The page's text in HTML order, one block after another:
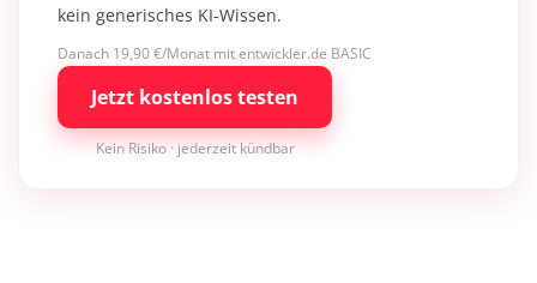
kein generisches KI-Wissen.
Danach 19,90 €/Monat mit entwickler.de BASIC
Jetzt kostenlos testen
Kein Risiko · jederzeit kündbar